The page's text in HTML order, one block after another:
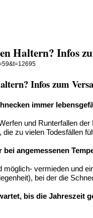
Haltern? Infos
Infos zum
immer
und Runterfallen
zu vielen Todesfällen
angemessenen
vermieden und
bei der die
bis die Jahreszeit